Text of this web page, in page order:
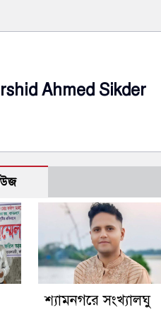
Ahmed Sikder
শ্যামনগরে সংখ্যালঘু